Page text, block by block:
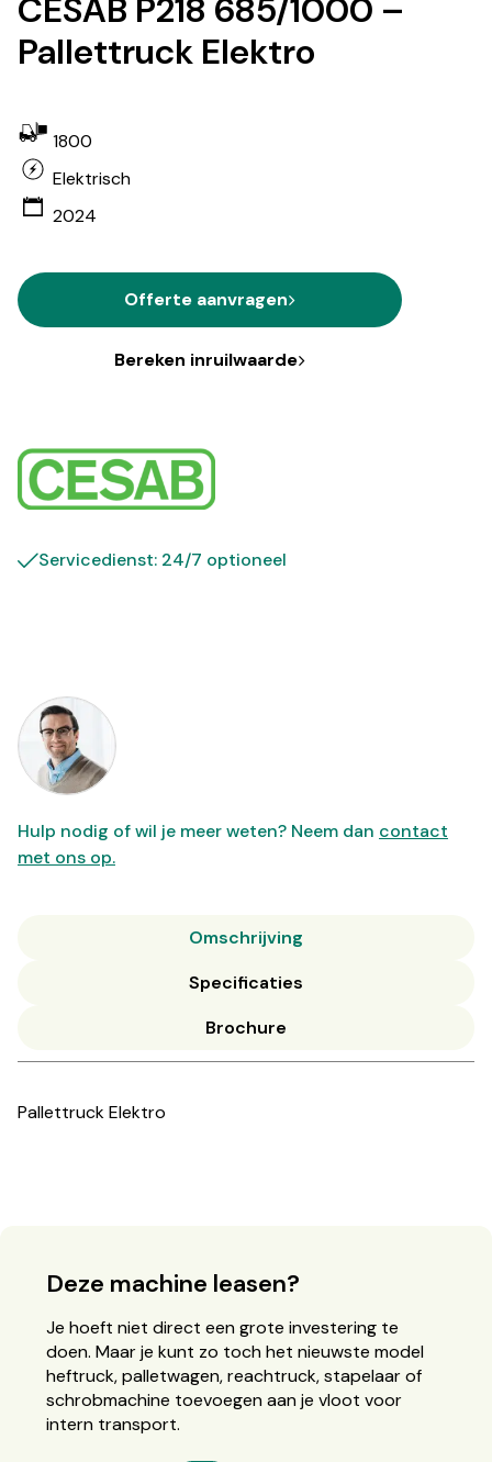
CESAB P218 685/1000 –
Pallettruck Elektro
1800
Elektrisch
2024
Offerte aanvragen
Bereken inruilwaarde
Servicedienst: 24/7 optioneel
Hulp nodig of wil je meer weten? Neem dan contact
met ons op.
Omschrijving
Specificaties
Brochure
Pallettruck Elektro
Deze machine leasen?
Je hoeft niet direct een grote investering te
doen. Maar je kunt zo toch het nieuwste model
heftruck, palletwagen, reachtruck, stapelaar of
schrobmachine toevoegen aan je vloot voor
intern transport.